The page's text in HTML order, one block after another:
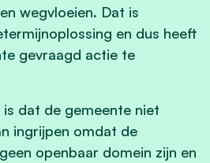
wegvloeien. Dat is
en dus heeft
gevraagd actie te
dat de gemeente niet
ingrijpen omdat de
openbaar domein zijn en